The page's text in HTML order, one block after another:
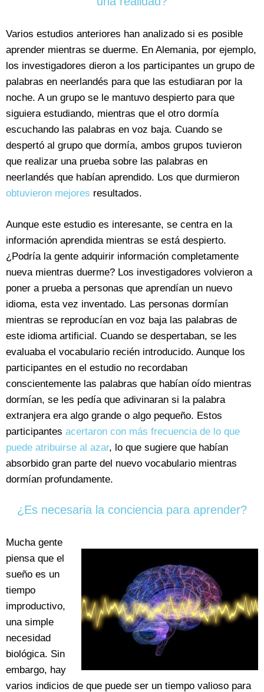
Varios estudios anteriores han analizado si es posible
aprender mientras se duerme. En Alemania, por ejemplo,
los investigadores dieron a los participantes un grupo de
palabras en neerlandés para que las estudiaran por la
noche. A un grupo se le mantuvo despierto para que
siguiera estudiando, mientras que el otro dormía
escuchando las palabras en voz baja. Cuando se
despertó al grupo que dormía, ambos grupos tuvieron
que realizar una prueba sobre las palabras en
neerlandés que habían aprendido. Los que durmieron
obtuvieron mejores resultados.
Aunque este estudio es interesante, se centra en la
información aprendida mientras se está despierto.
¿Podría la gente adquirir información completamente
nueva mientras duerme? Los investigadores volvieron a
poner a prueba a personas que aprendían un nuevo
idioma, esta vez inventado. Las personas dormían
mientras se reproducían en voz baja las palabras de
este idioma artificial. Cuando se despertaban, se les
evaluaba el vocabulario recién introducido. Aunque los
participantes en el estudio no recordaban
conscientemente las palabras que habían oído mientras
dormían, se les pedía que adivinaran si la palabra
extranjera era algo grande o algo pequeño. Estos
participantes acertaron con más frecuencia de lo que
puede atribuirse al azar, lo que sugiere que habían
absorbido gran parte del nuevo vocabulario mientras
dormían profundamente.
¿Es necesaria la conciencia para aprender?
Mucha gente
piensa que el
sueño es un
tiempo
improductivo,
una simple
necesidad
biológica. Sin
embargo, hay
varios indicios de que puede ser un tiempo valioso para